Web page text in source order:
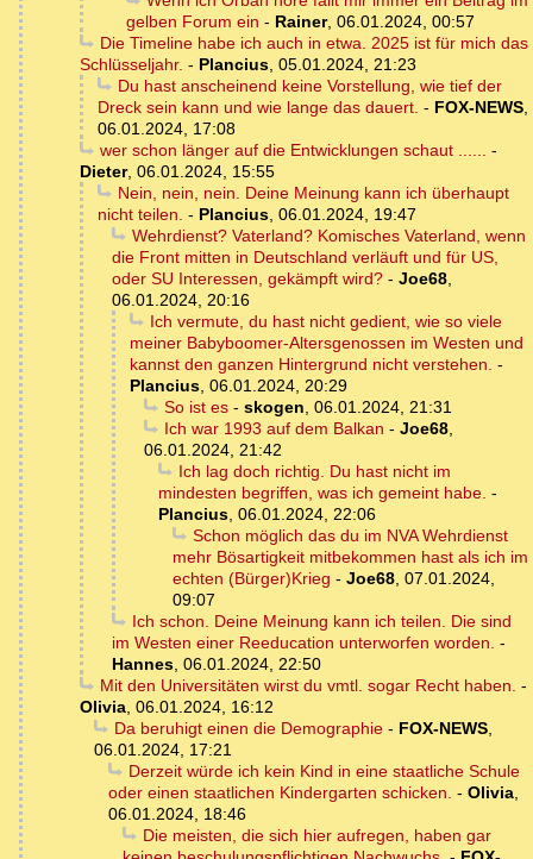
gelben Forum ein - Rainer, 06.01.2024, 00:57
Die Timeline habe ich auch in etwa. 2025 ist für mich das
Schlüsseljahr. - Plancius, 05.01.2024, 21:23
Du hast anscheinend keine Vorstellung, wie tief der
Dreck sein kann und wie lange das dauert. - FOX-NEWS,
06.01.2024, 17:08
wer schon länger auf die Entwicklungen schaut ...... -
Dieter, 06.01.2024, 15:55
Nein, nein, nein. Deine Meinung kann ich überhaupt
nicht teilen. - Plancius, 06.01.2024, 19:47
Wehrdienst? Vaterland? Komisches Vaterland, wenn
die Front mitten in Deutschland verläuft und für US,
oder SU Interessen, gekämpft wird? - Joe68,
06.01.2024, 20:16
Ich vermute, du hast nicht gedient, wie so viele
meiner Babyboomer-Altersgenossen im Westen und
kannst den ganzen Hintergrund nicht verstehen. -
Plancius, 06.01.2024, 20:29
So ist es- skogen, 06.01.2024, 21:31
Ich war 1993 auf dem Balkan - Joe68,
06.01.2024, 21:42
Ich lag doch richtig. Du hast nicht im
mindesten begriffen, was ich gemeint habe. -
Plancius, 06.01.2024, 22:06
Schon möglich das du im NVA Wehrdienst
mehr Bösartigkeit mitbekommen hast als ich im
echten (Bürger)Krieg - Joe68, 07.01.2024,
09:07
Ich schon. Deine Meinung kann ich teilen. Die sind
im Westen einer Reeducation unterworfen worden. -
Hannes, 06.01.2024, 22:50
Mit den Universitäten wirst du vmtl. sogar Recht haben. -
Olivia, 06.01.2024, 16:12
Da beruhigt einen die Demographie- FOX-NEWS,
06.01.2024, 17:21
Derzeit würde ich kein Kind in eine staatliche Schule
oder einen staatlichen Kindergarten schicken. - Olivia,
06.01.2024, 18:46
Die meisten, die sich hier aufregen, haben gar